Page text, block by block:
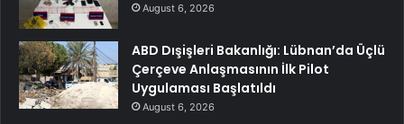
August 6, 2026
ABD Dışişleri Bakanlığı: Lübnan’da Üçlü
Çerçeve Anlaşmasının İlk Pilot
Uygulaması Başlatıldı
August 6, 2026